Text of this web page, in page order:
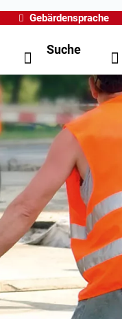
Gebärdensprache
Suche